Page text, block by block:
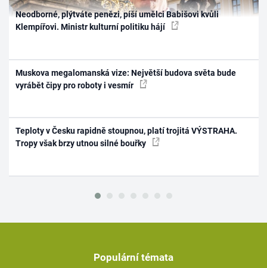
Neodborné, plýtváte penězi, píší umělci Babišovi kvůli
Klempířovi. Ministr kulturní politiku hájí
Muskova megalomanská vize: Největší budova světa bude
vyrábět čipy pro roboty i vesmír
Teploty v Česku rapidně stoupnou, platí trojitá VÝSTRAHA.
Tropy však brzy utnou silné bouřky
Populární témata